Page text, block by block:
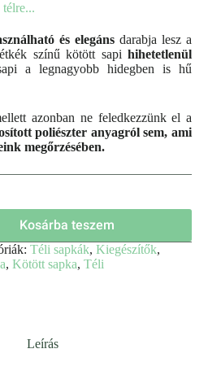
és elegáns darabja lesz a
színű kötött sapi hihetetlenül
a legnagyobb hidegben is hű
azonban ne feledkezzünk el a
poliészter anyagról sem, ami
megőrzésében.
Kosárba teszem
Téli sapkák, Kiegészítők,
, Kötött sapka, Téli
Leírás